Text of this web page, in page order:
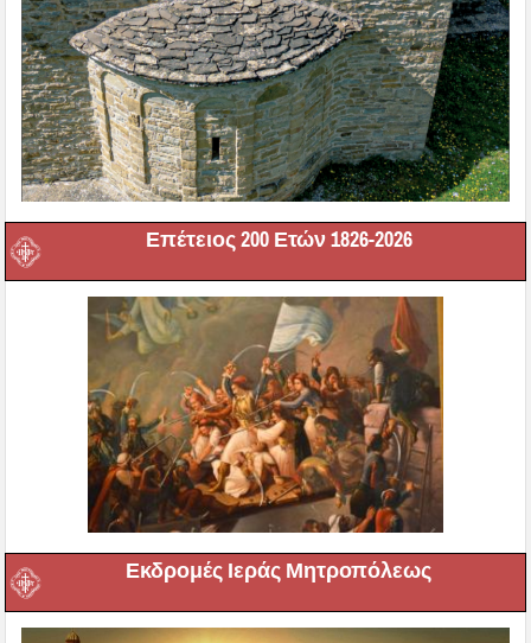
Επέτειος 200 Ετών 1826-2026
Εκδρομές Ιεράς Μητροπόλεως